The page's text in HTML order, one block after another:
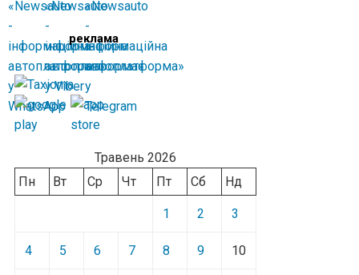
реклама
Травень 2026
Пн
Вт Ср Чт Пт Сб Нд
1 2 3
4 5 6 7 8 9 10